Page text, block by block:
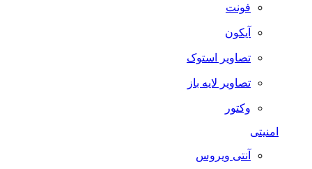
فونت
آیکون
تصاویر استوک
تصاویر لایه باز
وکتور
امنیتی
آنتی ویروس